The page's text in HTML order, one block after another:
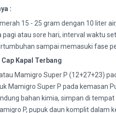
:
15 - 25 gram dengan 10 liter
atau sore hari, interval waktu
sampai memasuki fase
Kapal Terbang
Mamigro Super P (12+27+23)
Mamigro Super P pada kemasan
bahan kimia, simpan di
P, pupuk daun komplit dalam